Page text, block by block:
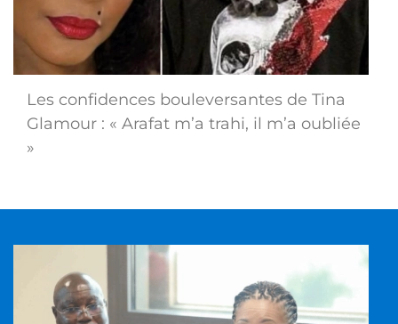
Les confidences bouleversantes de Tina
Glamour : « Arafat m’a trahi, il m’a oubliée
»